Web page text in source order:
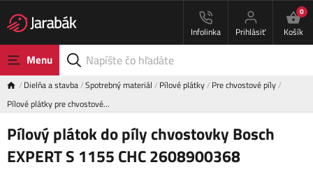
Infolinka Prihlásiť
0
Košík
Menu
Dielňa a stavba Spotrebný materiál Pílové plátky Pre chvostové píly
Pílové plátky pre chvostové…
Pílový plátok do píly chvostovky Bosch
EXPERT S 1155 CHC 2608900368